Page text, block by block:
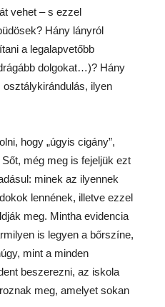
vehet – s ezzel
Hány lányról
a legalapvetőbb
dolgokat…)? Hány
ilyen
hogy „úgyis cigány”,
még meg is fejeljük ezt
minek az ilyennek
lennének, illetve ezzel
meg. Mintha evidencia
is legyen a bőrszíne,
mint a minden
beszerezni, az iskola
meg, amelyet sokan